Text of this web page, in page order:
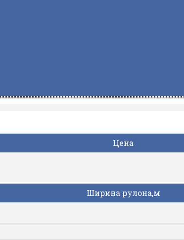
Цена
Ширина рулона,м